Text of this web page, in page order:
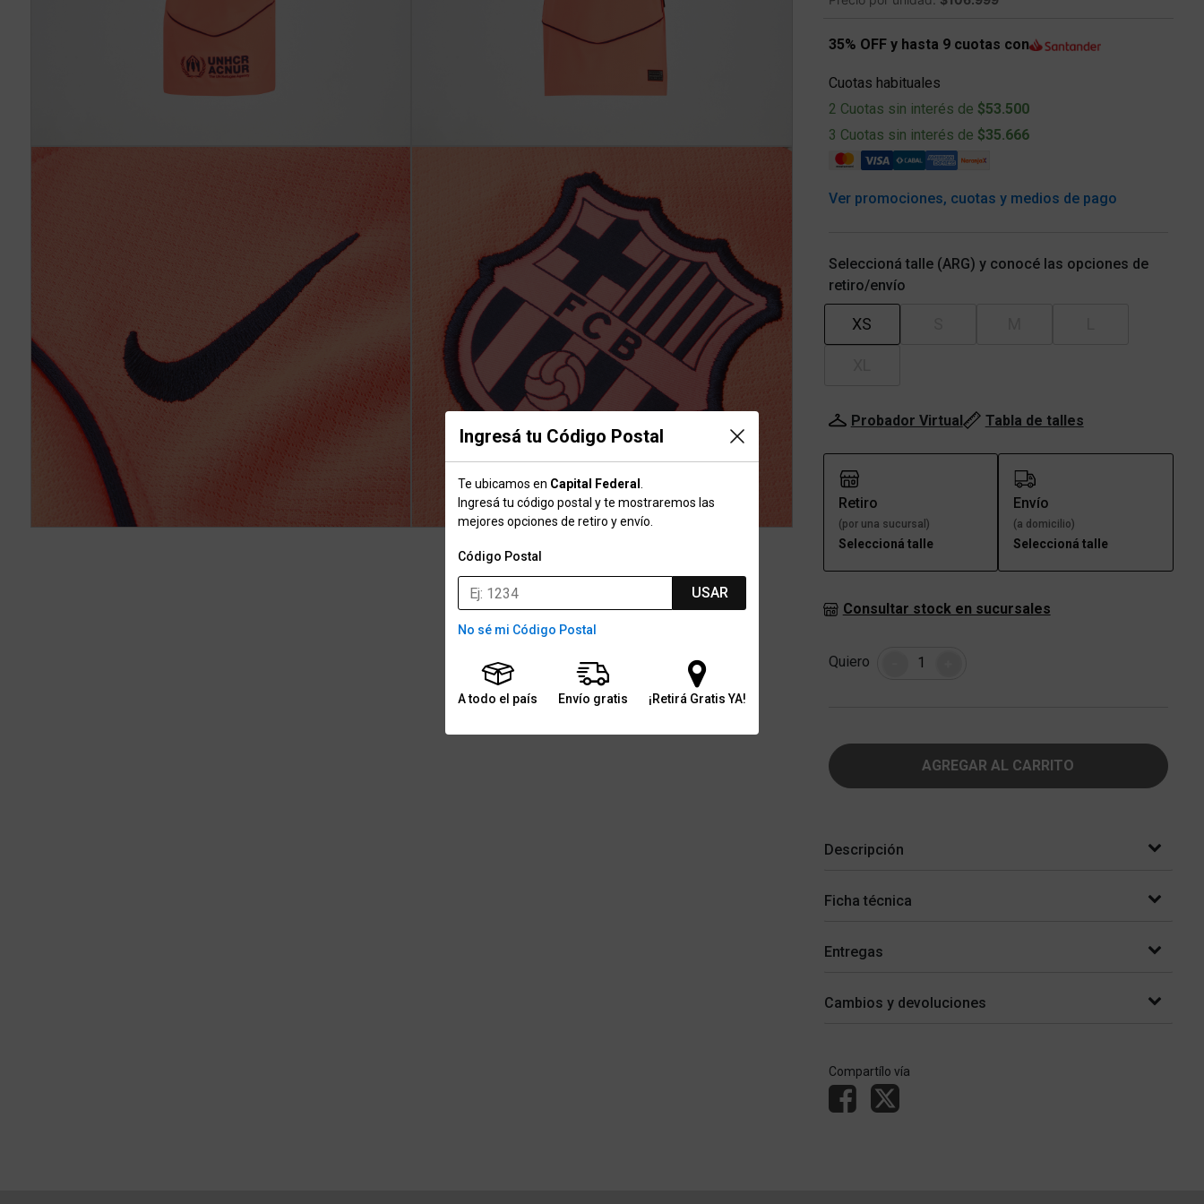
Ingresá tu Código Postal
Te ubicamos en Capital Federal
Ingresá tu código postal y te mostraremos las
mejores opciones de retiro y envío.
Código Postal
USAR
No sé mi Código Postal
A todo el país Envío gratis ¡Retirá Gratis YA!
35% OFF y hasta 9 cuotas con
Cuotas habituales
2 Cuotas sin interés de $53.500
3 Cuotas sin interés de $35.666
Ver promociones, cuotas y medios de pago
Seleccioná talle (ARG) y conocé las opciones de
retiro/envío
XS
Probador Virtual Tabla de talles
Retiro
(por una sucursal)
Seleccioná talle
Envío
(a domicilio)
Seleccioná talle
Consultar stock en sucursales
Quiero Cantidad
AGREGAR AL CARRITO
Descripción
Ficha técnica
Entregas
Cambios y devoluciones
Compartílo vía